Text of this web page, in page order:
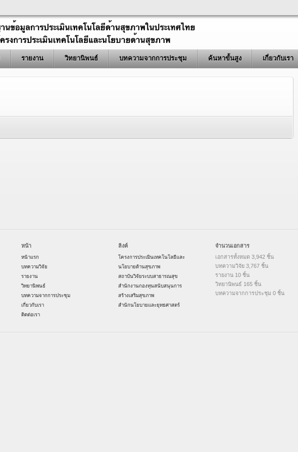
รายงาน วิทยานิพนธ์ บทความจากการประชุม ค้นหาขั้นสูง เกี่ยวกับเรา
หน้า
หน้าแรก
บทความวิจัย
รายงาน
วิทยานิพนธ์
บทความจากการประชุม
เกี่ยวกับเรา
ติดต่อเรา
ลิงค์
โครงการประเมินเทคโนโลยีและ
นโยบายด้านสุขภาพ
สถาบันวิจัยระบบสาธารณสุข
สำนักงานกองทุนสนับสนุนการ
สร้างเสริมสุขภาพ
สำนักนโยบายและยุทธศาสตร์
จำนวนเอกสาร
เอกสารทั้งหมด 3,942 ชิ้น
บทความวิจัย 3,767 ชิ้น
รายงาน 10 ชิ้น
วิทยานิพนธ์ 165 ชิ้น
บทความจากการประชุม 0 ชิ้น